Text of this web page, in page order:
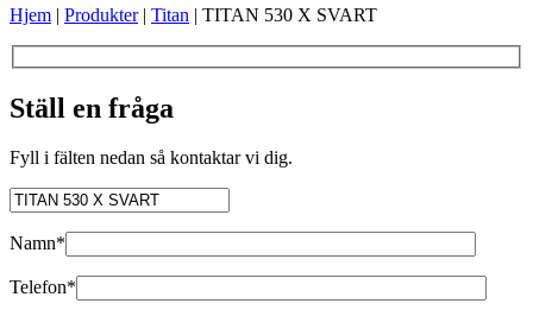
Hjem | Produkter| Titan | TITAN 530 X SVART
Ställ en fråga
Fyll i fälten nedan så kontaktar vi dig.
Namn*
Telefon*